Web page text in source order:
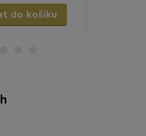
do košíku